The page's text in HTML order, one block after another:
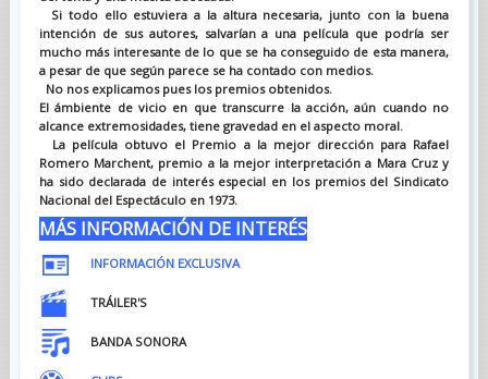
Si todo ello estuviera a la altura necesaria, junto con la buena
intención de sus autores, salvarían a una película que podría ser
mucho más interesante de lo que se ha conseguido de esta manera,
a pesar de que según parece se ha contado con medios.
No nos explicamos pues los premios obtenidos.
El ámbiente de vicio en que transcurre la acción, aún cuando no
alcance extremosidades, tiene gravedad en el aspecto moral.
La película obtuvo el Premio a la mejor dirección para Rafael
Romero Marchent, premio a la mejor interpretación a Mara Cruz y
ha sido declarada de interés especial en los premios del Sindicato
Nacional del Espectáculo en 1973.
MÁS INFORMACIÓN DE INTERÉS
INFORMACIÓN EXCLUSIVA
TRÁILER'S
BANDA SONORA